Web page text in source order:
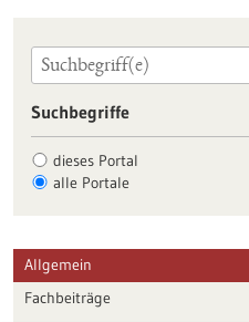
Suchbegriffe
dieses Portal
alle Portale
Allgemein
Fachbeiträge